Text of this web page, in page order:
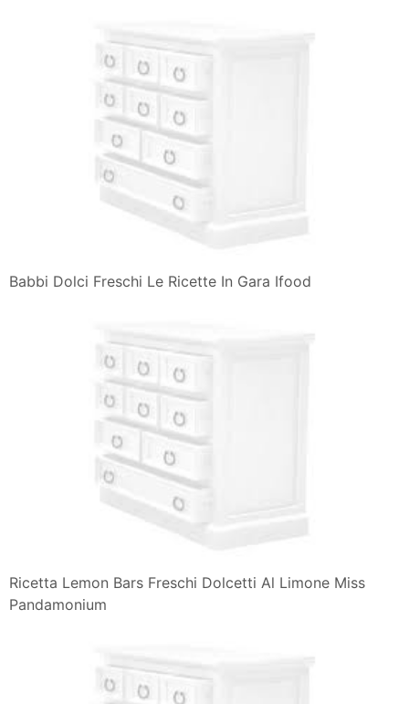
Babbi Dolci Freschi Le Ricette In Gara Ifood
Ricetta Lemon Bars Freschi Dolcetti Al Limone Miss
Pandamonium